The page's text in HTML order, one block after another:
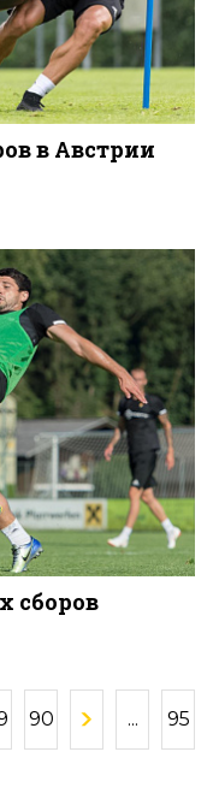
в Австрии
сборов
90 ... 95